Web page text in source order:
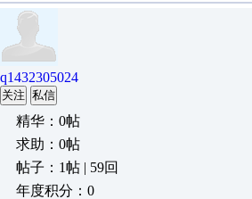
q1432305024
关注 私信
精华：0帖
求助：0帖
帖子：1帖 | 59回
年度积分：0